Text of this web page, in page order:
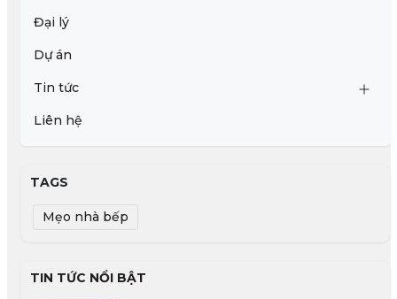
Đại lý
Dự án
Tin tức
Liên hệ
TAGS
Mẹo nhà bếp
TIN TỨC NỔI BẬT